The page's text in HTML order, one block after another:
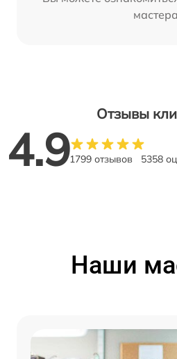
мастера
Отзывы
4.91799 отзывов 5358
Наши